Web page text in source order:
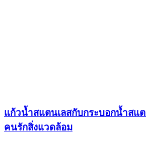
แก้วน้ำสแตนเลสกับกระบอกน้ำสแต
คนรักสิ่งแวดล้อม